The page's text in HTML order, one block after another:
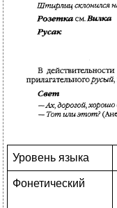
Уровень языка
Фонетический